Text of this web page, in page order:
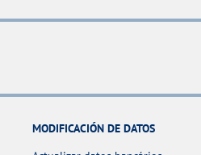
MODIFICACIÓN DE DATOS